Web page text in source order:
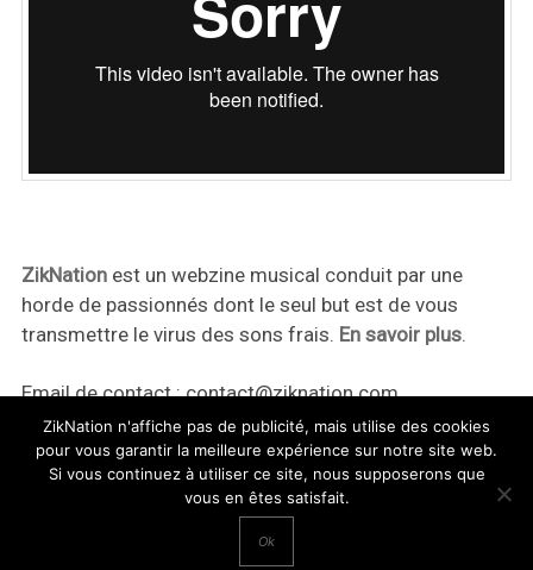
ZikNationest un webzine musical conduit par une
horde de passionnés dont le seul but est de vous
transmettre le virus des sons frais. En savoir plus.
Email de contact :contact@ziknation.com
ZikNation n'affiche pas de publicité, mais utilise des cookies
pour vous garantir la meilleure expérience sur notre site web.
Si vous continuez à utiliser ce site, nous supposerons que
vous en êtes satisfait.
Ok